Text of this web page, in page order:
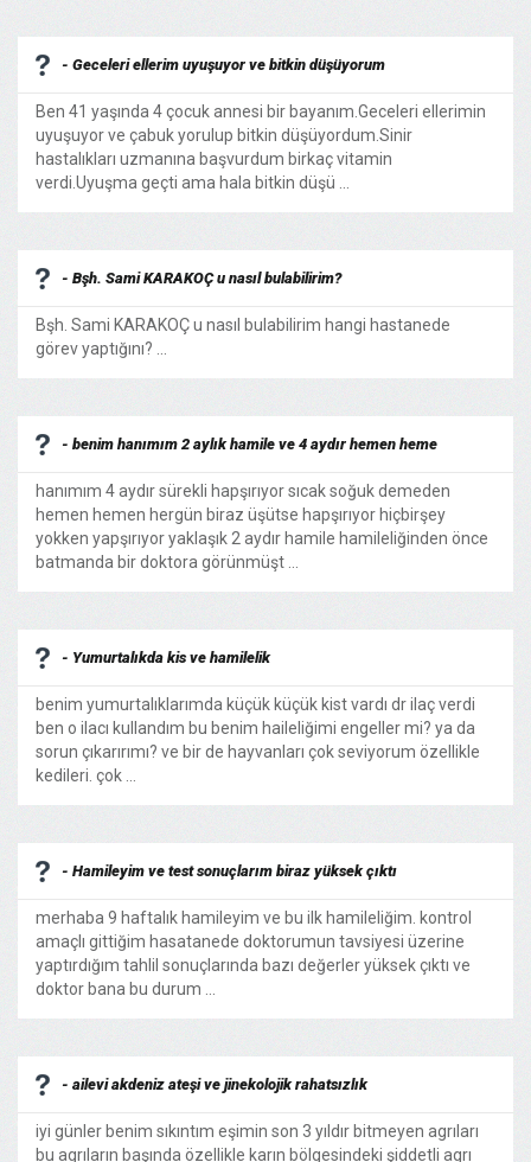
- Geceleri ellerim uyuşuyor ve bitkin düşüyorum
Ben 41 yaşında 4 çocuk annesi bir bayanım.Geceleri ellerimin
uyuşuyor ve çabuk yorulup bitkin düşüyordum.Sinir
hastalıkları uzmanına başvurdum birkaç vitamin
verdi.Uyuşma geçti ama hala bitkin düşü ...
- Bşh. Sami KARAKOÇ u nasıl bulabilirim?
Bşh. Sami KARAKOÇ u nasıl bulabilirim hangi hastanede
görev yaptığını? ...
- benim hanımım 2 aylık hamile ve 4 aydır hemen heme
hanımım 4 aydır sürekli hapşırıyor sıcak soğuk demeden
hemen hemen hergün biraz üşütse hapşırıyor hiçbirşey
yokken yapşırıyor yaklaşık 2 aydır hamile hamileliğinden önce
batmanda bir doktora görünmüşt ...
- Yumurtalıkda kis ve hamilelik
benim yumurtalıklarımda küçük küçük kist vardı dr ilaç verdi
ben o ilacı kullandım bu benim haileliğimi engeller mi? ya da
sorun çıkarırımı? ve bir de hayvanları çok seviyorum özellikle
kedileri. çok ...
- Hamileyim ve test sonuçlarım biraz yüksek çıktı
merhaba 9 haftalık hamileyim ve bu ilk hamileliğim. kontrol
amaçlı gittiğim hasatanede doktorumun tavsiyesi üzerine
yaptırdığım tahlil sonuçlarında bazı değerler yüksek çıktı ve
doktor bana bu durum ...
- ailevi akdeniz ateşi ve jinekolojik rahatsızlık
iyi günler benim sıkıntım eşimin son 3 yıldır bitmeyen agrıları
bu agrıların başında özellikle karın bölgesindeki şiddetli agrı